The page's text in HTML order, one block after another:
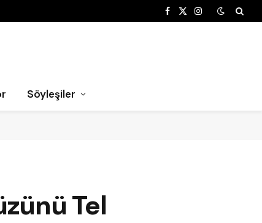
Facebook
X
Instagram
Söyleşiler
Tel